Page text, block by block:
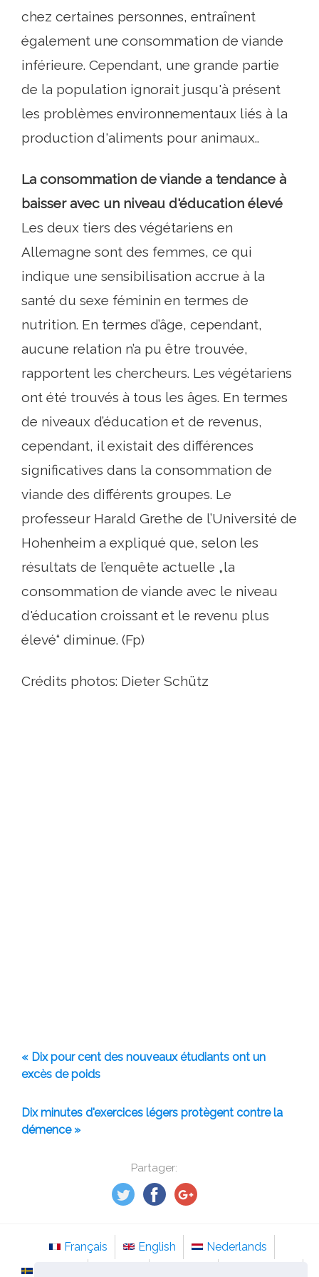
Partager:
chez certaines personnes, entraînent
également une consommation de viande
inférieure. Cependant, une grande partie
de la population ignorait jusqu'à présent
les problèmes environnementaux liés à la
production d'aliments pour animaux..
La consommation de viande a tendance à
baisser avec un niveau d'éducation élevé
Les deux tiers des végétariens en
Allemagne sont des femmes, ce qui
indique une sensibilisation accrue à la
santé du sexe féminin en termes de
nutrition. En termes d’âge, cependant,
aucune relation n’a pu être trouvée,
rapportent les chercheurs. Les végétariens
ont été trouvés à tous les âges. En termes
de niveaux d’éducation et de revenus,
cependant, il existait des différences
significatives dans la consommation de
viande des différents groupes. Le
professeur Harald Grethe de l’Université de
Hohenheim a expliqué que, selon les
résultats de l’enquête actuelle „la
consommation de viande avec le niveau
d'éducation croissant et le revenu plus
élevé“ diminue. (Fp)
Crédits photos: Dieter Schütz
« Dix pour cent des nouveaux étudiants ont un
excès de poids
Dix minutes d'exercices légers protègent contre la
démence »
Français English
Nederlands